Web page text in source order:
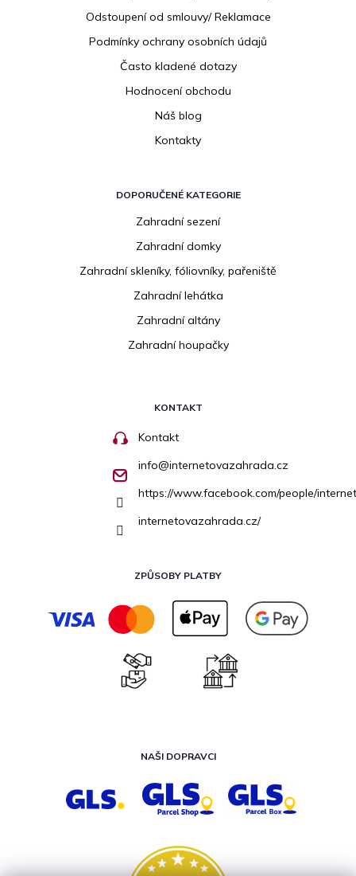
Odstoupení od smlouvy/ Reklamace
Podmínky ochrany osobních údajů
Často kladené dotazy
Hodnocení obchodu
Náš blog
Kontakty
DOPORUČENÉ KATEGORIE
Zahradní sezení
Zahradní domky
Zahradní skleníky, fóliovníky, pařeniště
Zahradní lehátka
Zahradní altány
Zahradní houpačky
KONTAKT
Kontakt
info@internetovazahrada.cz
https://www.facebook.com/people/
internetovazahrada.cz/
ZPŮSOBY PLATBY
NAŠI DOPRAVCI